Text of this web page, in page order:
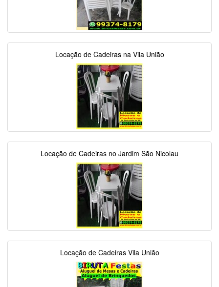
Locação de Cadeiras na Vila União
Locação de Cadeiras no Jardim São Nicolau
Locação de Cadeiras Vila União